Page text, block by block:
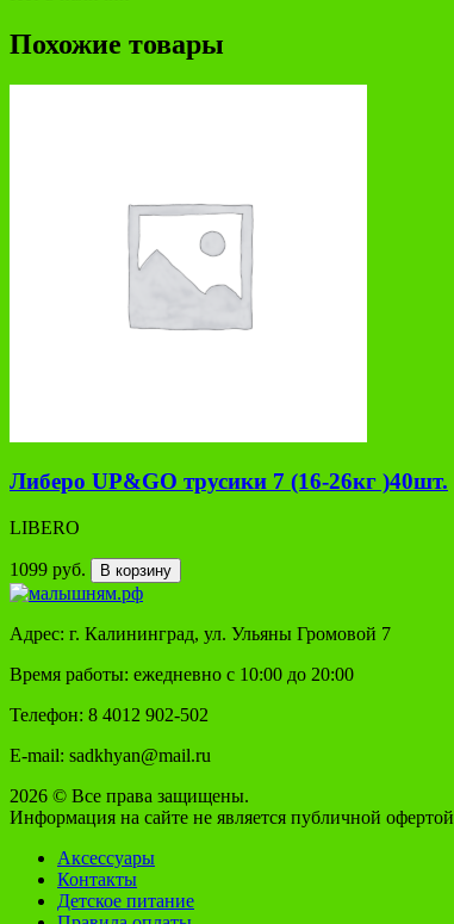
Похожие товары
Либеро UP&GO трусики 7 (16-26кг )40шт.
LIBERO
1099 руб. В корзину
Адрес: г. Калининград, ул. Ульяны Громовой 7
Время работы: ежедневно с 10:00 до 20:00
Телефон: 8 4012 902-502
E-mail: sadkhyan@mail.ru
2026 © Все права защищены.
Информация на сайте не является публичной офертой
Аксессуары
Контакты
Детское питание